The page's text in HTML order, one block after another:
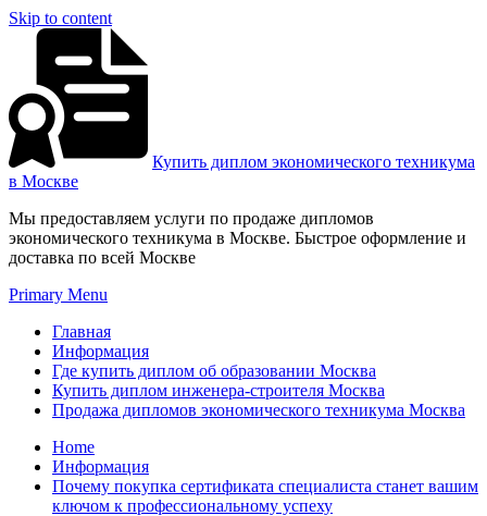
Skip to content
Купить диплом экономического техникума
в Москве
Мы предоставляем услуги по продаже дипломов
экономического техникума в Москве. Быстрое оформление и
доставка по всей Москве
Primary Menu
Главная
Информация
Где купить диплом об образовании Москва
Купить диплом инженера-строителя Москва
Продажа дипломов экономического техникума Москва
Home
Информация
Почему покупка сертификата специалиста станет вашим
ключом к профессиональному успеху